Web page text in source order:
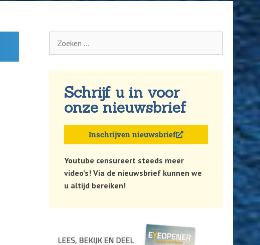
Schrijf u in voor
onze nieuwsbrief
Inschrijven nieuwsbrief
Youtube censureert steeds meer
video’s! Via de nieuwsbrief kunnen we
u altijd bereiken!